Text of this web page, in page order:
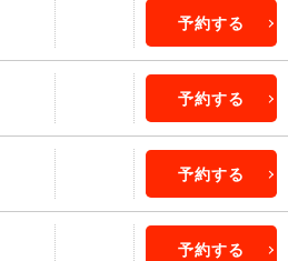
予約する
予約する
予約する
予約する